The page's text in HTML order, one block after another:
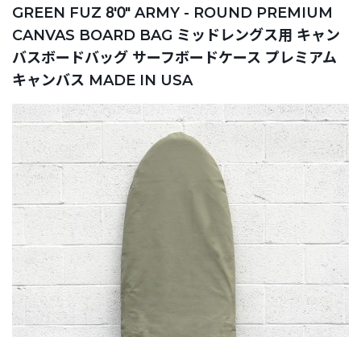
GREEN FUZ 8'0" ARMY - ROUND PREMIUM
CANVAS BOARD BAG ミッドレングス用 キャン
バスボードバッグ サーフボードケース プレミアム
キャンバス MADE IN USA